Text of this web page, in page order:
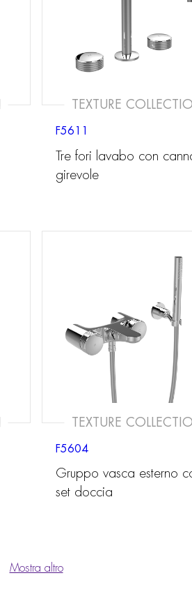
TEXTURE
F5611
Tre fori lavabo con
girevole
TEXTURE
F5604
Gruppo vasca esterno
set doccia
Mostra altro